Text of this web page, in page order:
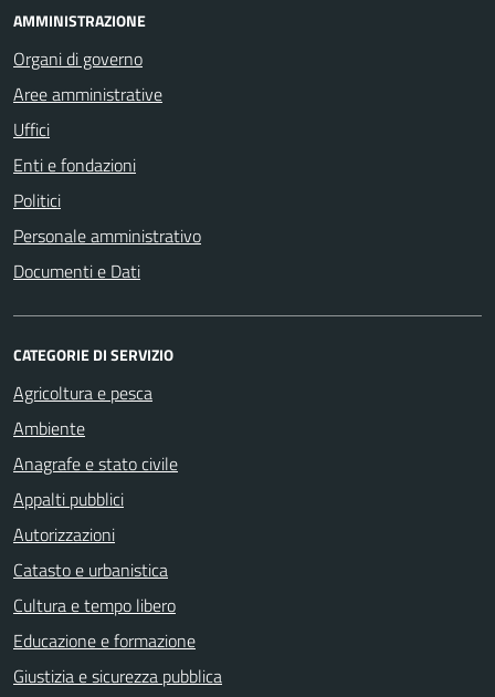
AMMINISTRAZIONE
Organi di governo
Aree amministrative
Uffici
Enti e fondazioni
Politici
Personale amministrativo
Documenti e Dati
CATEGORIE DI SERVIZIO
Agricoltura e pesca
Ambiente
Anagrafe e stato civile
Appalti pubblici
Autorizzazioni
Catasto e urbanistica
Cultura e tempo libero
Educazione e formazione
Giustizia e sicurezza pubblica